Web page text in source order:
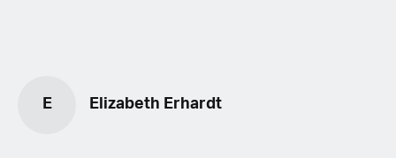
E Elizabeth Erhardt